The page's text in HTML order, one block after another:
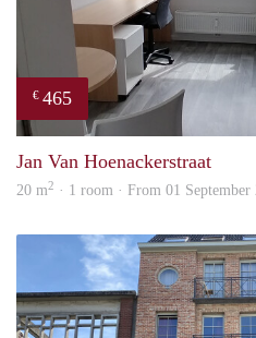
€ 465
Jan Van Hoenackerstraat
20 m2 · 1 room · From 01